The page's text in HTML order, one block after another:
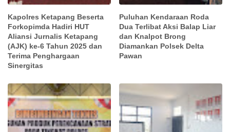
Kapolres Ketapang Beserta
Forkopimda Hadiri HUT
Aliansi Jurnalis Ketapang
(AJK) ke-6 Tahun 2025 dan
Terima Penghargaan
Sinergitas
Puluhan Kendaraan Roda
Dua Terlibat Aksi Balap Liar
dan Knalpot Brong
Diamankan Polsek Delta
Pawan